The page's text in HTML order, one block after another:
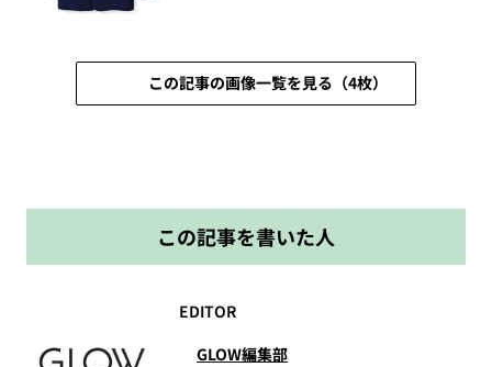
この記事の画像一覧を見る（4枚）
この記事を書いた人
EDITOR
GLOW編集部